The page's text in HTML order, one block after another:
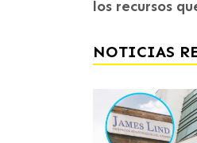
los recursos
NOTICIAS